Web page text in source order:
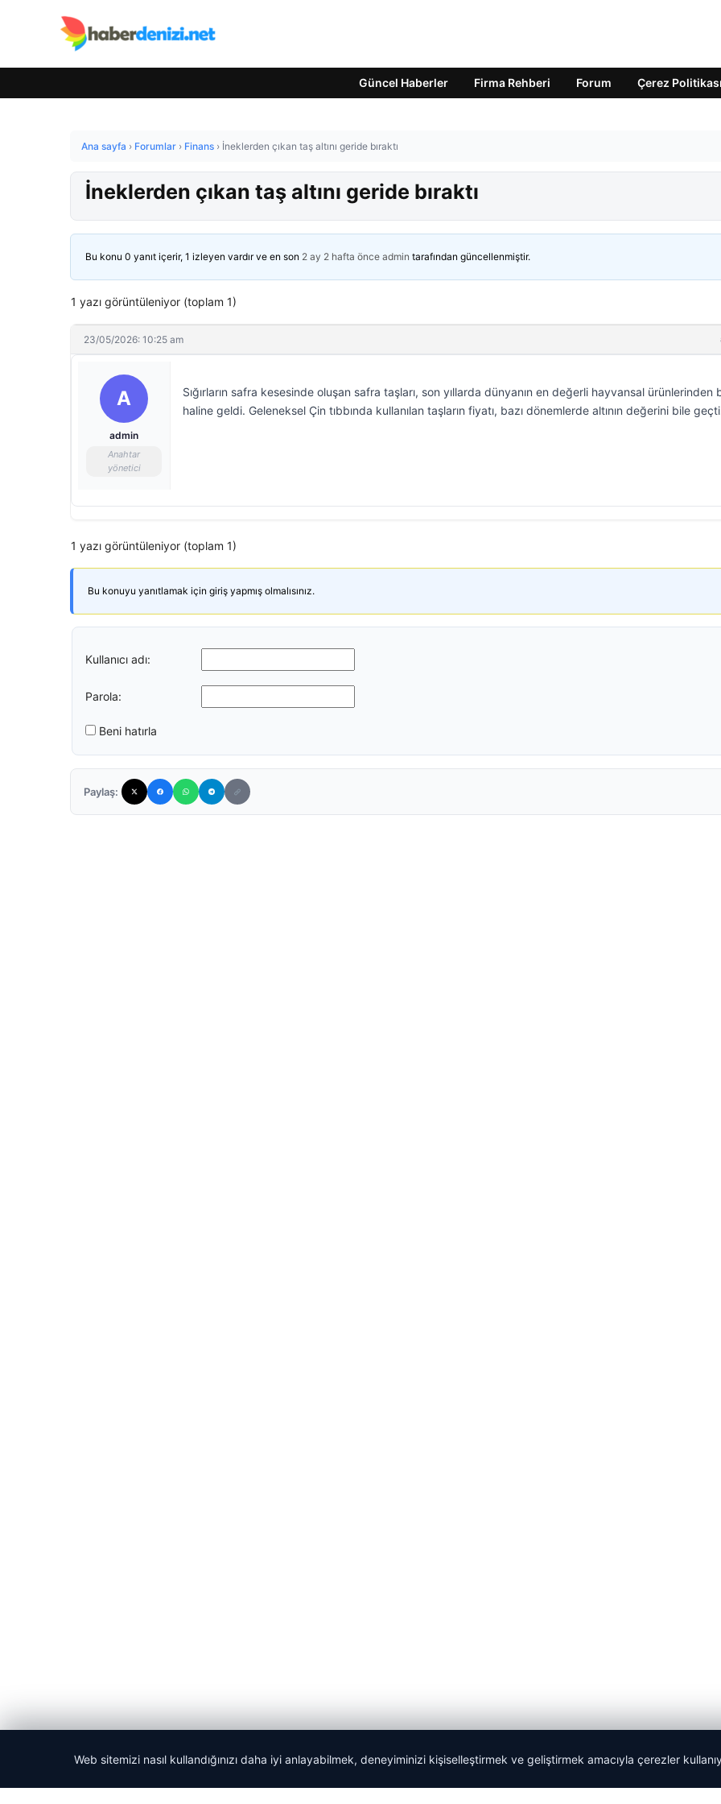
Güncel Haberler Firma Rehberi Forum Çerez Politikası
Ana sayfa › Forumlar › Finans › İneklerden çıkan taş altını geride bıraktı
İneklerden çıkan taş altını geride bıraktı
Bu konu 0 yanıt içerir, 1 izleyen vardır ve en son 2 ay 2 hafta önce admin tarafından güncellenmiştir.
1 yazı görüntüleniyor (toplam 1)
23/05/2026: 10:25 am
A
admin
Anahtar
yönetici
Sığırların safra kesesinde oluşan safra taşları, son yıllarda dünyanın en değerli hayvansal ürünlerinden
haline geldi. Geleneksel Çin tıbbında kullanılan taşların fiyatı, bazı dönemlerde altının değerini bile
1 yazı görüntüleniyor (toplam 1)
Bu konuyu yanıtlamak için giriş yapmış olmalısınız.
Kullanıcı adı:
Parola:
Beni hatırla
Paylaş:
Web sitemizi nasıl kullandığınızı daha iyi anlayabilmek, deneyiminizi kişiselleştirmek ve geliştirmek amacıyla çerezler